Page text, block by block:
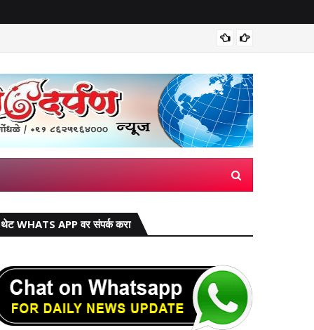
थेट WHATS APP वर संपर्क करा